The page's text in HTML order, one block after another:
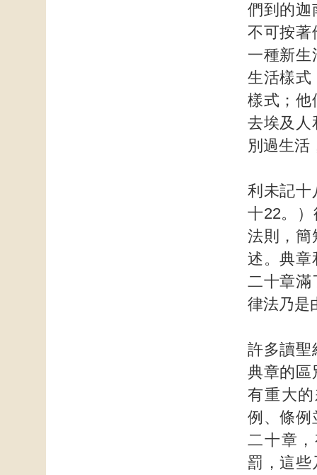
們到的迦
不可按著
一種新生
生活樣式
樣式；他
去埃及人
別過生活
利未記十
十22。
法則，簡
述。典章
二十章滿
律法乃是
許多讀聖
典章的區
有重大
例、條例
二十章
罰，這些